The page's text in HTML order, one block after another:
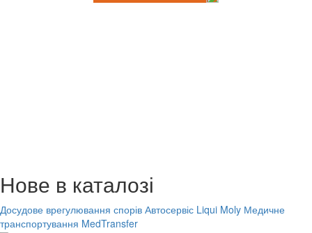
Нове в каталозі
Досудове врегулювання спорів Автосервіс Liqui Moly Медичне
транспортування MedTransfer